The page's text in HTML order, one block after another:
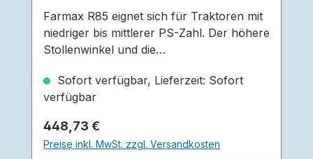
Farmax R85 eignet sich für Traktoren mit
niedriger bis mittlerer PS-Zahl. Der höhere
Stollenwinkel und die
Reifen erzielen eine bessere Fahrbarkeit.
Für eine längere Lebensdauer sorgt die R1
außerdem durch seine überlegene
Zugkraft die er dem geringeren Winkel an
Sofort verfügbar, Lieferzeit: Sofort
verfügbar
Regulärer Preis:
448,73 €
Preise inkl. MwSt. zzgl. Versandkosten